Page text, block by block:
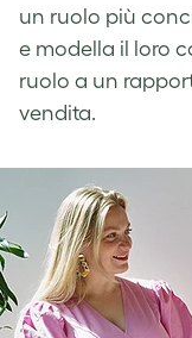
un ruolo più
e modella il loro
ruolo a un
vendita.